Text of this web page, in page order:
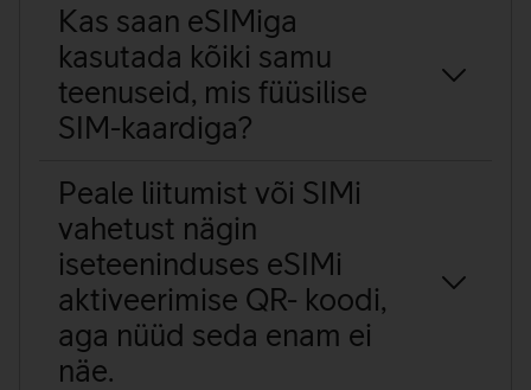
Kas saan eSIMiga
kasutada kõiki samu
teenuseid, mis füüsilise
SIM-kaardiga?
Peale liitumist või SIMi
vahetust nägin
iseteeninduses eSIMi
aktiveerimise QR- koodi,
aga nüüd seda enam ei
näe.